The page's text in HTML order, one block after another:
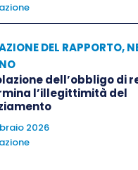
DEL RAPPORTO,
dell’obbligo di
l’illegittimità del
2026